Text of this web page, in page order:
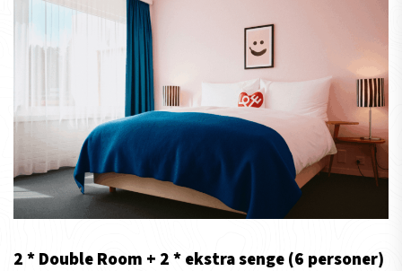
2 * Double Room + 2 * ekstra senge (6 personer)